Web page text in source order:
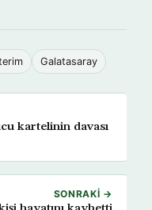
Galatasaray
kartelinin davası
SONRAKI →